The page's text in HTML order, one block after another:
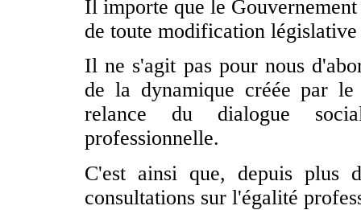
Il importe que le
de toute modification
Il ne s'agit pas pour nous
de la dynamique créée par
relance du dialogue
professionnelle.
C'est ainsi que, depuis plus
consultations sur l'égalité